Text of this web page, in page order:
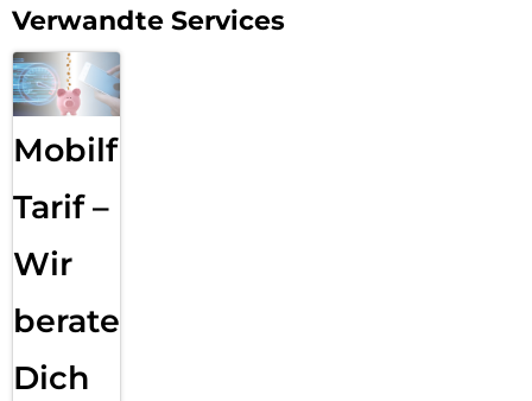
Verwandte Services
Mobilfunk
Tarif –
Wir
beraten
Dich